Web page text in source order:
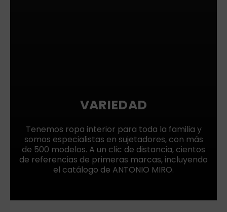
VARIEDAD
Tenemos ropa interior para toda la familia y
somos especialistas en sujetadores, con más
de 500 modelos. A un clic de distancia, cientos
de referencias de primeras marcas, incluyendo
el catálogo de ANTONIO MIRO.